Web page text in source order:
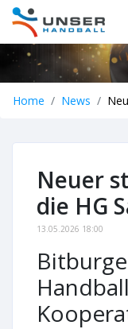
Home News
Neuer
die HG
13.05.2026 18:00